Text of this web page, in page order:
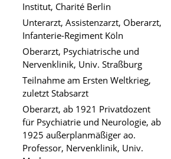
Institut, Charité Berlin
Unterarzt, Assistenzarzt, Oberarzt,
Infanterie-Regiment Köln
Oberarzt, Psychiatrische und
Nervenklinik, Univ. Straßburg
Teilnahme am Ersten Weltkrieg,
zuletzt Stabsarzt
Oberarzt, ab 1921 Privatdozent
für Psychiatrie und Neurologie, ab
1925 außerplanmäßiger ao.
Professor, Nervenklinik, Univ.